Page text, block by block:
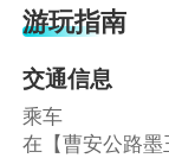
游玩指南
交通信息
乘车
在【曹安公路